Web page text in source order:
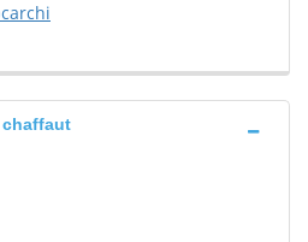
chaffaut